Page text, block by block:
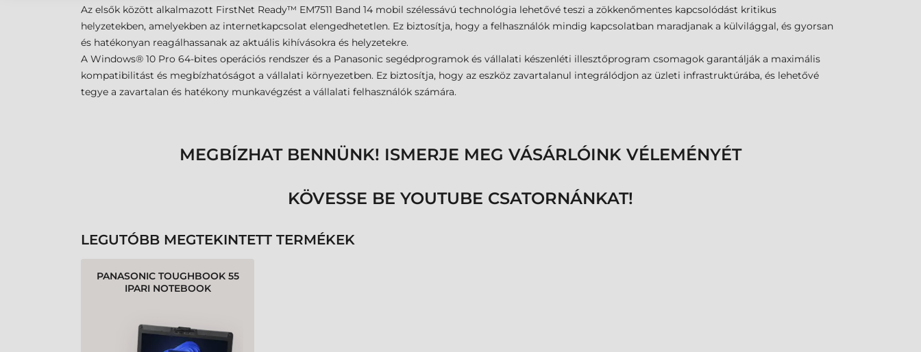
Az elsők között alkalmazott FirstNet Ready™ EM7511 Band 14 mobil szélessávú technológia lehetővé teszi a zökkenőmentes kapcsolódást kritikus
helyzetekben, amelyekben az internetkapcsolat elengedhetetlen. Ez biztosítja, hogy a felhasználók mindig kapcsolatban maradjanak a külvilággal, és gyorsan
és hatékonyan reagálhassanak az aktuális kihívásokra és helyzetekre.
A Windows® 10 Pro 64-bites operációs rendszer és a Panasonic segédprogramok és vállalati készenléti illesztőprogram csomagok garantálják a maximális
kompatibilitást és megbízhatóságot a vállalati környezetben. Ez biztosítja, hogy az eszköz zavartalanul integrálódjon az üzleti infrastruktúrába, és lehetővé
tegye a zavartalan és hatékony munkavégzést a vállalati felhasználók számára.
MEGBÍZHAT BENNÜNK! ISMERJE MEG VÁSÁRLÓINK VÉLEMÉNYÉT
KÖVESSE BE YOUTUBE CSATORNÁNKAT!
LEGUTÓBB MEGTEKINTETT TERMÉKEK
PANASONIC TOUGHBOOK 55
IPARI NOTEBOOK